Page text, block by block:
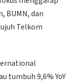
BUMN, dan
Telkom
tumbuh 9,6% YoY